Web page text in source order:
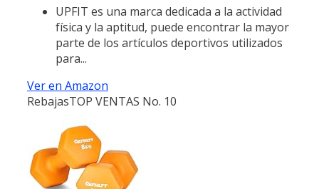
UPFIT es una marca dedicada a la actividad
física y la aptitud, puede encontrar la mayor
parte de los artículos deportivos utilizados
para...
Ver en Amazon
RebajasTOP VENTAS No. 10